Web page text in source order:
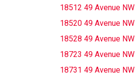
18512 49 Avenue NW
18520 49 Avenue NW
18528 49 Avenue NW
18723 49 Avenue NW
18731 49 Avenue NW